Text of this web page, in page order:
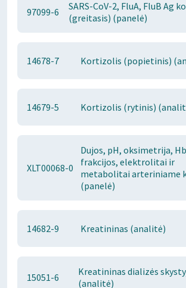
97099-6
SARS-CoV-2, FluA, FluB Ag
(greitasis) (panelė)
14678-7 Kortizolis (popietinis)
14679-5 Kortizolis (rytinis)
XLT00068-0
Dujos, pH, oksimetrija, Hb
frakcijos, elektrolitai ir
metabolitai arteriniame
(panelė)
14682-9 Kreatininas (analitė)
15051-6
Kreatininas dializės
(analitė)